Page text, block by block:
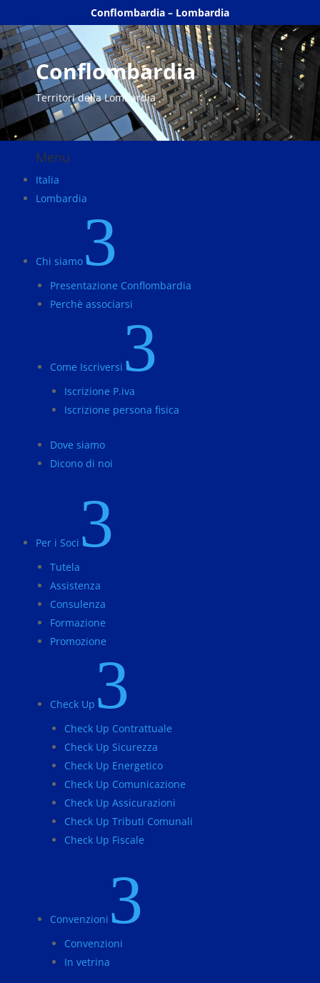
Conflombardia – Lombardia
Conflombardia
Territori della Lombardia
Menu
Italia
Lombardia
Chi siamo 3
Presentazione Conflombardia
Perchè associarsi
Come Iscriversi 3
Iscrizione P.iva
Iscrizione persona fisica
Dove siamo
Dicono di noi
Per i Soci 3
Tutela
Assistenza
Consulenza
Formazione
Promozione
Check Up 3
Check Up Contrattuale
Check Up Sicurezza
Check Up Energetico
Check Up Comunicazione
Check Up Assicurazioni
Check Up Tributi Comunali
Check Up Fiscale
Convenzioni 3
Convenzioni
In vetrina